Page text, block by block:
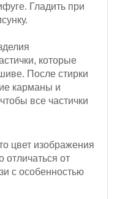
Гладить при
которые
После стирки
карманы и
все частички
цвет изображения
отличаться от
с особенностью